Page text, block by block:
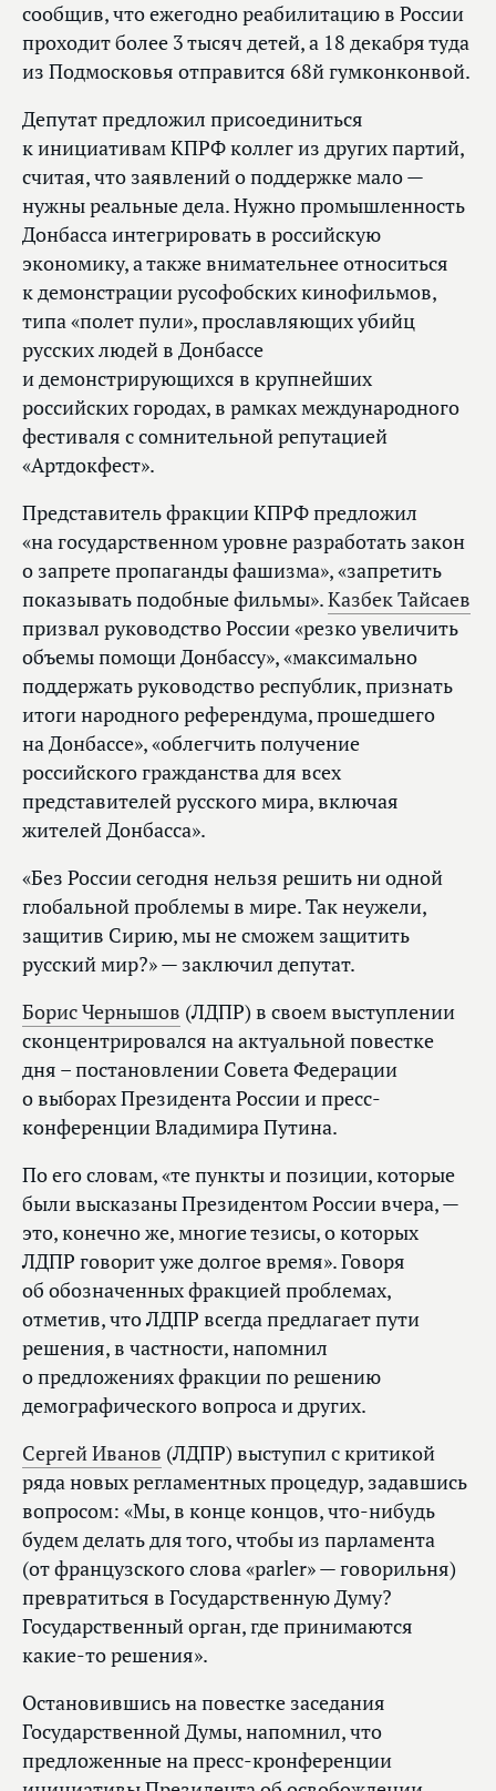
сообщив, что ежегодно реабилитацию в России
проходит более 3 тысяч детей, а 18 декабря туда
из Подмосковья отправится 68й гумконконвой.
Депутат предложил присоединиться
к инициативам КПРФ коллег из других партий,
считая, что заявлений о поддержке мало —
нужны реальные дела. Нужно промышленность
Донбасса интегрировать в российскую
экономику, а также внимательнее относиться
к демонстрации русофобских кинофильмов,
типа «полет пули», прославляющих убийц
русских людей в Донбассе
и демонстрирующихся в крупнейших
российских городах, в рамках международного
фестиваля с сомнительной репутацией
«Артдокфест».
Представитель фракции КПРФ предложил
«на государственном уровне разработать закон
о запрете пропаганды фашизма», «запретить
показывать подобные фильмы».Казбек Тайсаев
призвал руководство России «резко увеличить
объемы помощи Донбассу», «максимально
поддержать руководство республик, признать
итоги народного референдума, прошедшего
на Донбассе», «облегчить получение
российского гражданства для всех
представителей русского мира, включая
жителей Донбасса».
«Без России сегодня нельзя решить ни одной
глобальной проблемы в мире. Так неужели,
защитив Сирию, мы не сможем защитить
русский мир?» — заключил депутат.
Борис Чернышов (ЛДПР) в своем выступлении
сконцентрировался на актуальной повестке
дня – постановлении Совета Федерации
о выборах Президента России и пресс-
конференции Владимира Путина.
По его словам, «те пункты и позиции, которые
были высказаны Президентом России вчера, —
это, конечно же, многие тезисы, о которых
ЛДПР говорит уже долгое время». Говоря
об обозначенных фракцией проблемах,
отметив, что ЛДПР всегда предлагает пути
решения, в частности, напомнил
о предложениях фракции по решению
демографического вопроса и других.
Сергей Иванов (ЛДПР) выступил с критикой
ряда новых регламентных процедур, задавшись
вопросом: «Мы, в конце концов, что‑нибудь
будем делать для того, чтобы из парламента
(от французского слова «parler» — говорильня)
превратиться в Государственную Думу?
Государственный орган, где принимаются
какие‑то решения».
Остановившись на повестке заседания
Государственной Думы, напомнил, что
предложенные на пресс-кронференции